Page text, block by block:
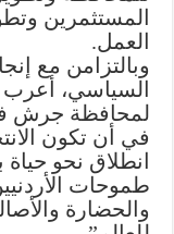
المستثمرين
العمل.
وبالتزامن مع
السياسي، أعرب
في أن تكون
انطلاق نحو حياة
طموحات
والحضارة